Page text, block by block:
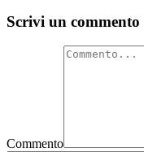
Scrivi un commento
Commento